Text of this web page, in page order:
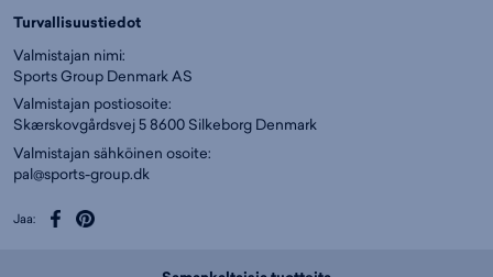
Turvallisuustiedot
Valmistajan nimi:
Sports Group Denmark AS
Valmistajan postiosoite:
Skærskovgårdsvej 5 8600 Silkeborg Denmark
Valmistajan sähköinen osoite:
pal@sports-group.dk
Jaa: